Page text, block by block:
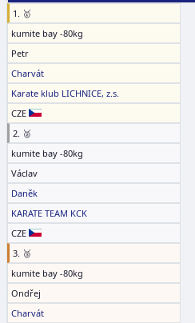
1. 🥇
kumite bay -80kg
Petr
Charvát
Karate klub LICHNICE, z.s.
CZE
2. 🥈
kumite bay -80kg
Václav
Daněk
KARATE TEAM KCK
CZE
3. 🥉
kumite bay -80kg
Ondřej
Charvát